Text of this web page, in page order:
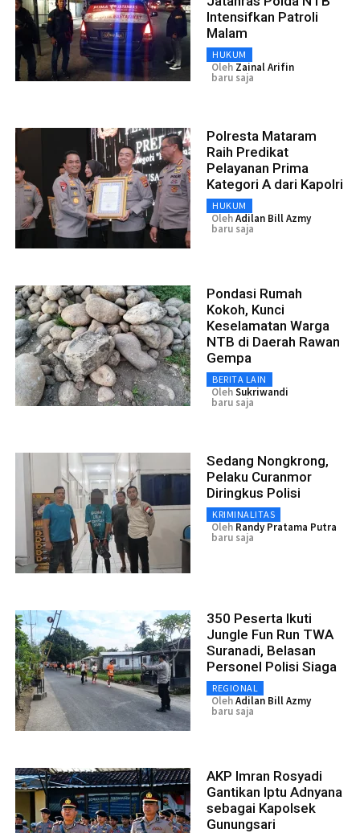
Intensifkan Patroli
Malam
HUKUM
Oleh Zainal Arifin
baru saja
Polresta Mataram
Raih Predikat
Pelayanan Prima
Kategori A dari Kapolri
HUKUM
OlehAdilan Bill Azmy
baru saja
Pondasi Rumah
Kokoh, Kunci
Keselamatan Warga
NTB di Daerah Rawan
Gempa
BERITA LAIN
OlehSukriwandi
baru saja
Sedang Nongkrong,
Pelaku Curanmor
Diringkus Polisi
KRIMINALITAS
Oleh Randy Pratama Putra
baru saja
350 Peserta Ikuti
Jungle Fun Run TWA
Suranadi, Belasan
Personel Polisi Siaga
REGIONAL
OlehAdilan Bill Azmy
baru saja
AKP Imran Rosyadi
Gantikan Iptu Adnyana
sebagai Kapolsek
Gunungsari